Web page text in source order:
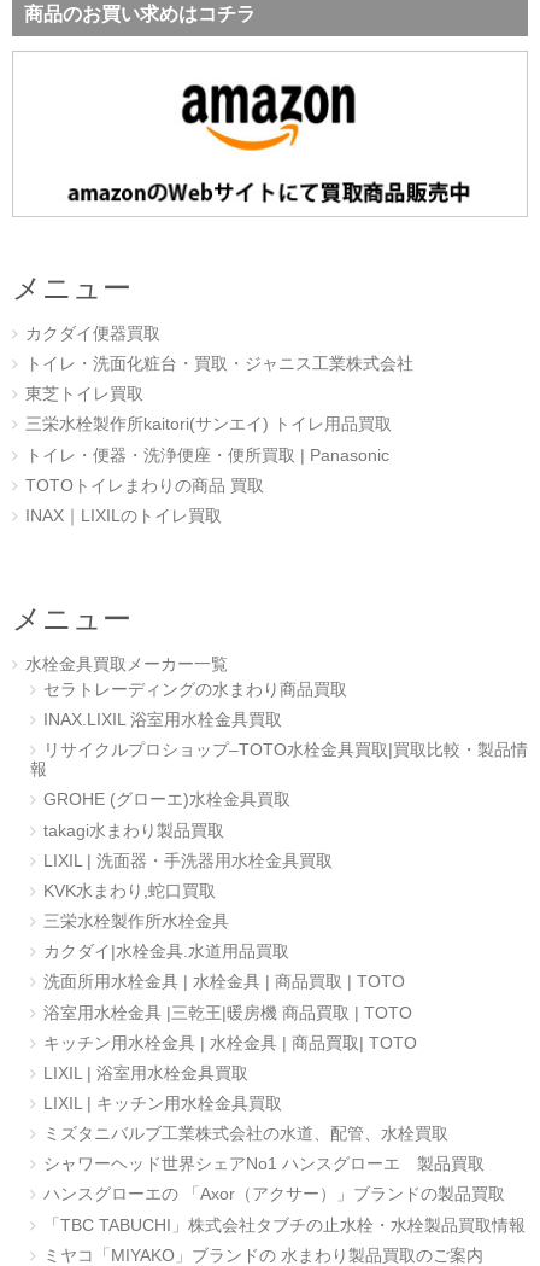
商品のお買い求めはコチラ
メニュー
カクダイ便器買取
トイレ・洗面化粧台・買取・ジャニス工業株式会社
東芝トイレ買取
三栄水栓製作所kaitori(サンエイ) トイレ用品買取
トイレ・便器・洗浄便座・便所買取 | Panasonic
TOTOトイレまわりの商品 買取
INAX｜LIXILのトイレ買取
メニュー
水栓金具買取メーカー一覧
セラトレーディングの水まわり商品買取
INAX.LIXIL 浴室用水栓金具買取
リサイクルプロショップ–TOTO水栓金具買取|買取比較・製品情
報
GROHE (グローエ)水栓金具買取
takagi水まわり製品買取
LIXIL | 洗面器・手洗器用水栓金具買取
KVK水まわり,蛇口買取
三栄水栓製作所水栓金具
カクダイ|水栓金具.水道用品買取
洗面所用水栓金具 | 水栓金具 | 商品買取 | TOTO
浴室用水栓金具 |三乾王|暖房機 商品買取 | TOTO
キッチン用水栓金具 | 水栓金具 | 商品買取| TOTO
LIXIL | 浴室用水栓金具買取
LIXIL | キッチン用水栓金具買取
ミズタニバルブ工業株式会社の水道、配管、水栓買取
シャワーヘッド世界シェアNo1 ハンスグローエ 製品買取
ハンスグローエの 「Axor（アクサー）」ブランドの製品買取
「TBC TABUCHI」株式会社タブチの止水栓・水栓製品買取情報
ミヤコ「MIYAKO」ブランドの 水まわり製品買取のご案内